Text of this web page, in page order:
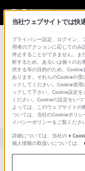
総合サポート
文書番号 :
[Windows 8]
(デフラグ)す
当社ウェブサイトでは快
プライバシー設定、ログイン、
用者のアクションに応じてのみ
停止することができません。ま
析するため、あるいは個々のお
供する等の目的のため、
あります。それらのCookieの
ックしてください。Cookie使
ックして下さい。Cookie設定
ください。Cookieの設定をい
よっては、このウェブサイトの
ついては、当社のCookieポリ
イバシーポリシーをご覧ください
詳細については、当社の
個人情報の取扱いについては、